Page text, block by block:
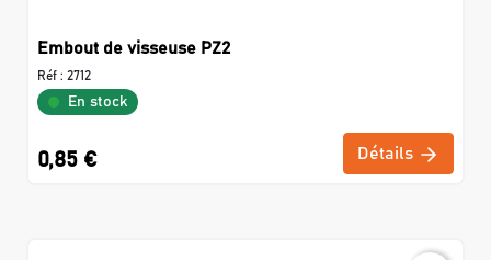
Embout de visseuse PZ2
Réf : 2712
En stock
0,85 € Détails